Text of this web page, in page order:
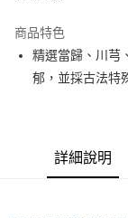
• 付款後7-11取貨
每筆NT$60，滿
商品特色
精選當歸、川芎
郁，並採古法特
詳細說明